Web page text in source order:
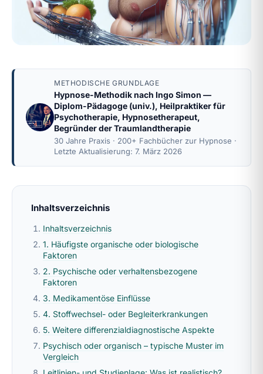
METHODISCHE GRUNDLAGE
Hypnose-Methodik nach Ingo Simon —
Diplom-Pädagoge (univ.), Heilpraktiker für
Psychotherapie, Hypnosetherapeut,
Begründer der Traumlandtherapie
30 Jahre Praxis · 200+ Fachbücher zur Hypnose ·
Letzte Aktualisierung: 7. März 2026
Inhaltsverzeichnis
Inhaltsverzeichnis
1. Häufigste organische oder biologische
Faktoren
2. Psychische oder verhaltensbezogene
Faktoren
3. Medikamentöse Einflüsse
4. Stoffwechsel- oder Begleiterkrankungen
5. Weitere differenzialdiagnostische Aspekte
Psychisch oder organisch – typische Muster im
Vergleich